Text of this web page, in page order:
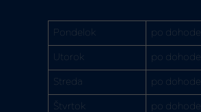
Pondelok po dohode
Utorok po dohode
Streda po dohode
Štvrtok po dohode